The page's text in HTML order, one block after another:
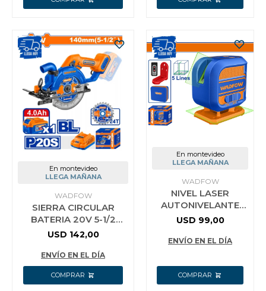
En montevideo
LLEGA MAÑANA
WADFOW
SIERRA CIRCULAR
BATERIA 20V 5-1/2
140MM + BATERIA.AH +
WLWP5633
USD 142,00
ENVÍO EN EL DÍA
En montevideo
LLEGA MAÑANA
WADFOW
NIVEL LASER
AUTONIVELANTE
VERDE 30M
USD 99,00
ENVÍO EN EL DÍA